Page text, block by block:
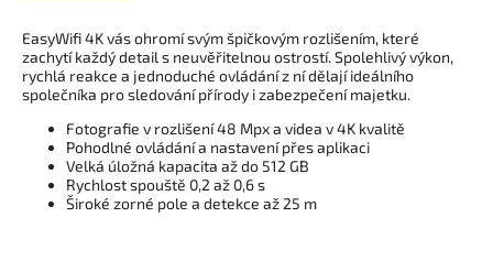
EasyWifi 4K vás ohromí svým špičkovým rozlišením, které
zachytí každý detail s neuvěřitelnou ostrostí. Spolehlivý výkon,
rychlá reakce a jednoduché ovládání z ní dělají ideálního
společníka pro sledování přírody i zabezpečení majetku.
Fotografie v rozlišení 48 Mpx a videa v 4K kvalitě
Pohodlné ovládání a nastavení přes aplikaci
Velká úložná kapacita až do 512 GB
Rychlost spouště 0,2 až 0,6 s
Široké zorné pole a detekce až 25 m